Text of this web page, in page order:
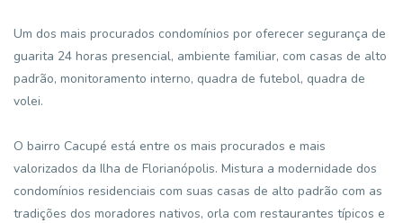
Um dos mais procurados condomínios por oferecer segurança de
guarita 24 horas presencial, ambiente familiar, com casas de alto
padrão, monitoramento interno, quadra de futebol, quadra de
volei.
O bairro Cacupé está entre os mais procurados e mais
valorizados da Ilha de Florianópolis. Mistura a modernidade dos
condomínios residenciais com suas casas de alto padrão com as
tradições dos moradores nativos, orla com restaurantes típicos e